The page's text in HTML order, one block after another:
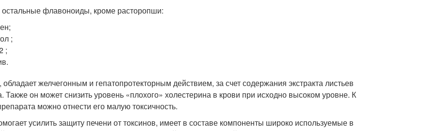
остальные флавоноиды, кроме расторопши:
;
;
желчегонным и гепатопротекторным действием, за счет содержания экстракта листьев
Также он может снизить уровень «плохого» холестерина в крови при исходно высоком уровне. К
можно отнести его малую токсичность.
усилить защиту печени от токсинов, имеет в составе компоненты широко используемые в